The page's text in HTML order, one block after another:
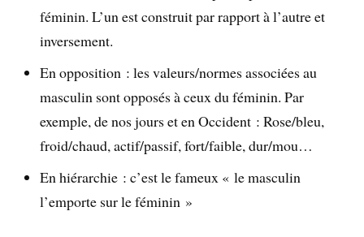
féminin. L’un est construit par rapport à l’autre et
inversement.
En opposition : les valeurs/normes associées au
masculin sont opposés à ceux du féminin. Par
exemple, de nos jours et en Occident : Rose/bleu,
froid/chaud, actif/passif, fort/faible, dur/mou…
En hiérarchie : c’est le fameux « le masculin
l’emporte sur le féminin »